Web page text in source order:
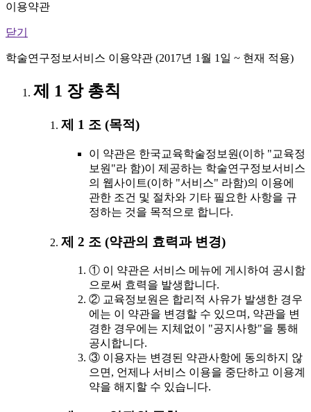
이용약관
닫기
학술연구정보서비스 이용약관 (2017년 1월 1일 ~ 현재 적용)
제 1 장 총칙
제 1 조 (목적)
이 약관은 한국교육학술정보원(이하 "교육정
보원"라 함)이 제공하는 학술연구정보서비스
의 웹사이트(이하 "서비스" 라함)의 이용에
관한 조건 및 절차와 기타 필요한 사항을 규
정하는 것을 목적으로 합니다.
제 2 조 (약관의 효력과 변경)
① 이 약관은 서비스 메뉴에 게시하여 공시함
으로써 효력을 발생합니다.
② 교육정보원은 합리적 사유가 발생한 경우
에는 이 약관을 변경할 수 있으며, 약관을 변
경한 경우에는 지체없이 "공지사항"을 통해
공시합니다.
③ 이용자는 변경된 약관사항에 동의하지 않
으면, 언제나 서비스 이용을 중단하고 이용계
약을 해지할 수 있습니다.